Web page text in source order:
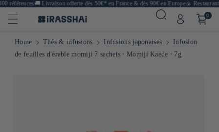
références🚚Livraison offerte dès 50€* en France & dès 90€ en Europe🍙
0
Home Thés & infusions Infusions japonaises
Infusion
de feuilles d'érable momiji 7 sachets ⋅ Momiji Kaede ⋅ 7g